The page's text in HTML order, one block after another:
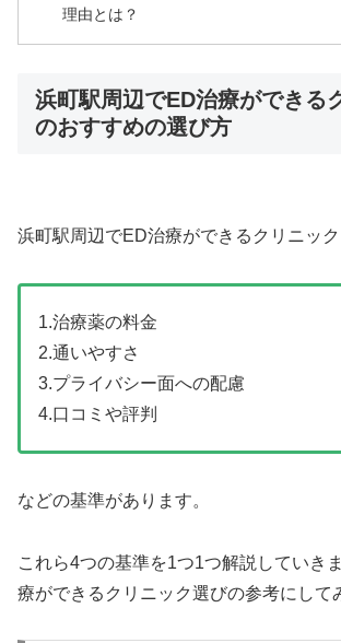
理由とは？
浜町駅周辺でED治療ができる
のおすすめの選び方
浜町駅周辺でED治療ができるクリニック
1.治療薬の料金
2.通いやすさ
3.プライバシー面への配慮
4.口コミや評判
などの基準があります。
これら4つの基準を1つ1つ解説していき
療ができるクリニック選びの参考にして